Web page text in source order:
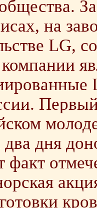
на
LG,
компании
два дня